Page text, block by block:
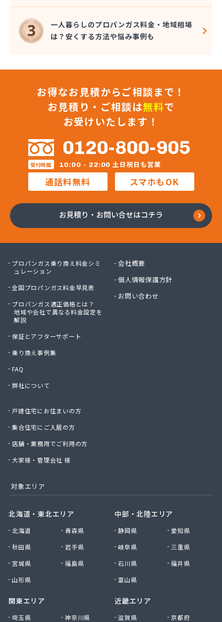
戸恒燃料店
戸村商店
五味田商店
江連燃料株式会社
佐藤燃料店
佐野市エルピーガス販売協同組合
佐野燃料
細井プロパン
三愛オブリガス東日本株式会社 栃木支店 宇都宮
営業所/卸売課
三柴正雄商店
三田岱治商店
氏家高圧ガス保安センター
小篠酸素株式会社
小島不動産
小野崎燃料設備有限会社
松島ガス株式会社
上都賀プロパンガス協同組合
神山液化ガス
須田商事株式会社
星のや商店
聖火産業株式会社
西部燃料ガス株式会社
石井商店
石崎平八郎商店
赤羽根プロパンガス
赤羽燃料店
川津商店
川俣商販株式会社
早見商店
足利ガス事業組合配送センター
足利団地ガス株式会社
大塚プロパン
大田原エルピーガス保安センター協同組合
一人暮らしのプロパンガス料金・地域相場
は？安くする方法や悩み事例も
お得なお見積からご相談まで！
お見積り・ご相談は無料で
お受けいたします！
0120-800-905
受付時間 10:00 - 22:00 土日祝日も営業
通話料無料 スマホもOK
お見積り・お問い合せはコチラ
プロパンガス乗り換え料金シミ
ュレーション
全国プロパンガス料金早見表
プロパンガス適正価格とは？
地域や会社で異なる料金設定を
解説
保証とアフターサポート
乗り換え事例集
FAQ
弊社について
戸建住宅にお住まいの方
集合住宅にご入居の方
店舗・業務用でご利用の方
大家様・管理会社 様
会社概要
個人情報保護方針
お問い合わせ
対象エリア
北海道・東北エリア
北海道
青森県
秋田県
岩手県
宮城県
福島県
山形県
関東エリア
埼玉県
神奈川県
中部・北陸エリア
静岡県
愛知県
岐阜県
三重県
石川県
福井県
富山県
近畿エリア
滋賀県
京都府